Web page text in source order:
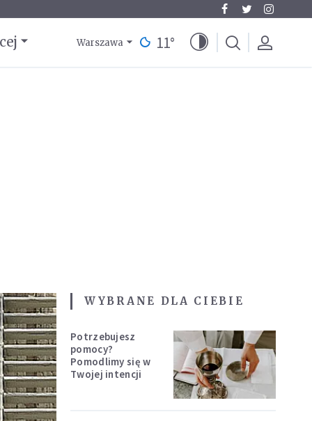
Warszawa 11°
WYBRANE DLA CIEBIE
Potrzebujesz
pomocy?
Pomodlimy się w
Twojej intencji